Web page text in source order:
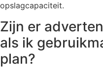
opslagcapaciteit.
Zijn er
als ik
plan?